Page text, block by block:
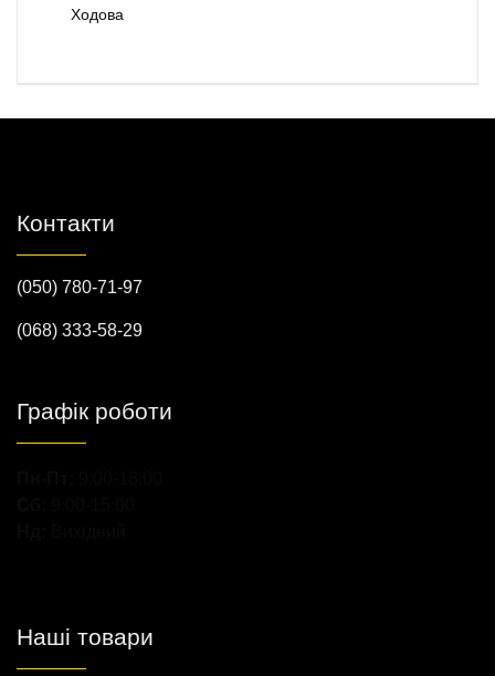
Ходова
Контакти
(050) 780-71-97
(068) 333-58-29
Графік роботи
Наші товари